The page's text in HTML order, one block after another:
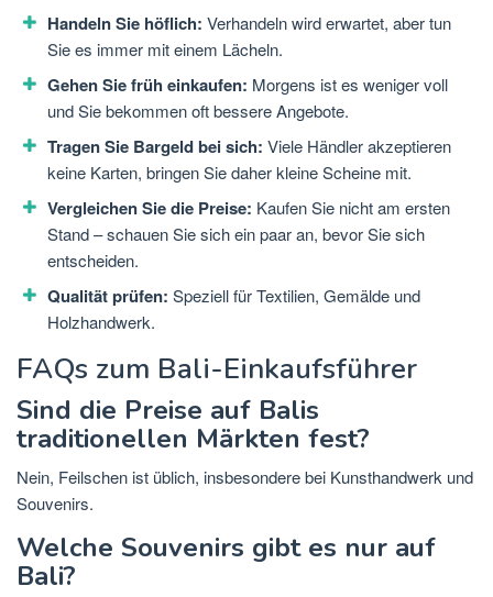
Handeln Sie höflich: Verhandeln wird erwartet, aber tun
Sie es immer mit einem Lächeln.
Gehen Sie früh einkaufen: Morgens ist es weniger voll
und Sie bekommen oft bessere Angebote.
Tragen Sie Bargeld bei sich: Viele Händler akzeptieren
keine Karten, bringen Sie daher kleine Scheine mit.
Vergleichen Sie die Preise: Kaufen Sie nicht am ersten
Stand – schauen Sie sich ein paar an, bevor Sie sich
entscheiden.
Qualität prüfen: Speziell für Textilien, Gemälde und
Holzhandwerk.
FAQs zum Bali-Einkaufsführer
Sind die Preise auf Balis
traditionellen Märkten fest?
Nein, Feilschen ist üblich, insbesondere bei Kunsthandwerk und
Souvenirs.
Welche Souvenirs gibt es nur auf
Bali?